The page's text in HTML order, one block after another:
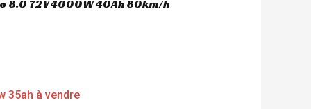
8.0 72V 4000W 40Ah 80km/h